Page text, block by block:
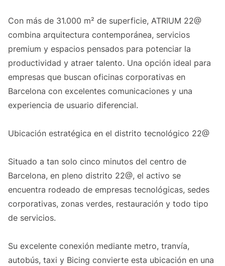
Con más de 31.000 m² de superficie, ATRIUM 22@
combina arquitectura contemporánea, servicios
premium y espacios pensados para potenciar la
productividad y atraer talento. Una opción ideal para
empresas que buscan oficinas corporativas en
Barcelona con excelentes comunicaciones y una
experiencia de usuario diferencial.
Ubicación estratégica en el distrito tecnológico 22@
Situado a tan solo cinco minutos del centro de
Barcelona, en pleno distrito 22@, el activo se
encuentra rodeado de empresas tecnológicas, sedes
corporativas, zonas verdes, restauración y todo tipo
de servicios.
Su excelente conexión mediante metro, tranvía,
autobús, taxi y Bicing convierte esta ubicación en una